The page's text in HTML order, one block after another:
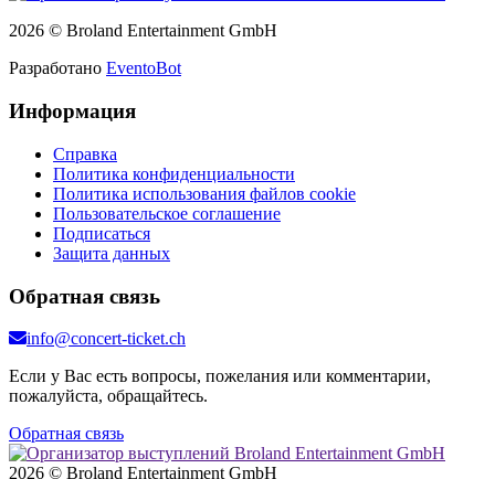
2026 © Broland Entertainment GmbH
Разработано EventoBot
Информация
Справка
Политика конфиденциальности
Политика использования файлов cookie
Пользовательское соглашение
Подписаться
Защита данных
Обратная связь
info@concert-ticket.ch
Если у Вас есть вопросы, пожелания или комментарии,
пожалуйста, обращайтесь.
Обратная связь
2026 © Broland Entertainment GmbH